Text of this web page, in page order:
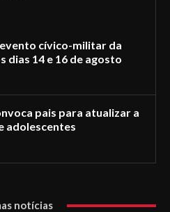
cívico-militar da
dias 14 e 16 de agosto
pais para atualizar a
adolescentes
notícias